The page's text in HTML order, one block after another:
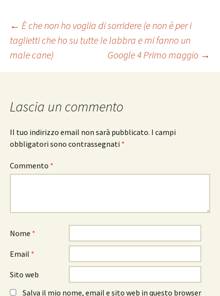
Navigazione
articolo
← È che non ho voglia di sorridere (e non è per i
taglietti che ho su tutte le labbra e mi fanno un
male cane)
Google 4 Primo maggio →
Lascia un commento
Il tuo indirizzo email non sarà pubblicato. I campi
obbligatori sono contrassegnati *
Commento *
Nome *
Email *
Sito web
Salva il mio nome, email e sito web in questo browser